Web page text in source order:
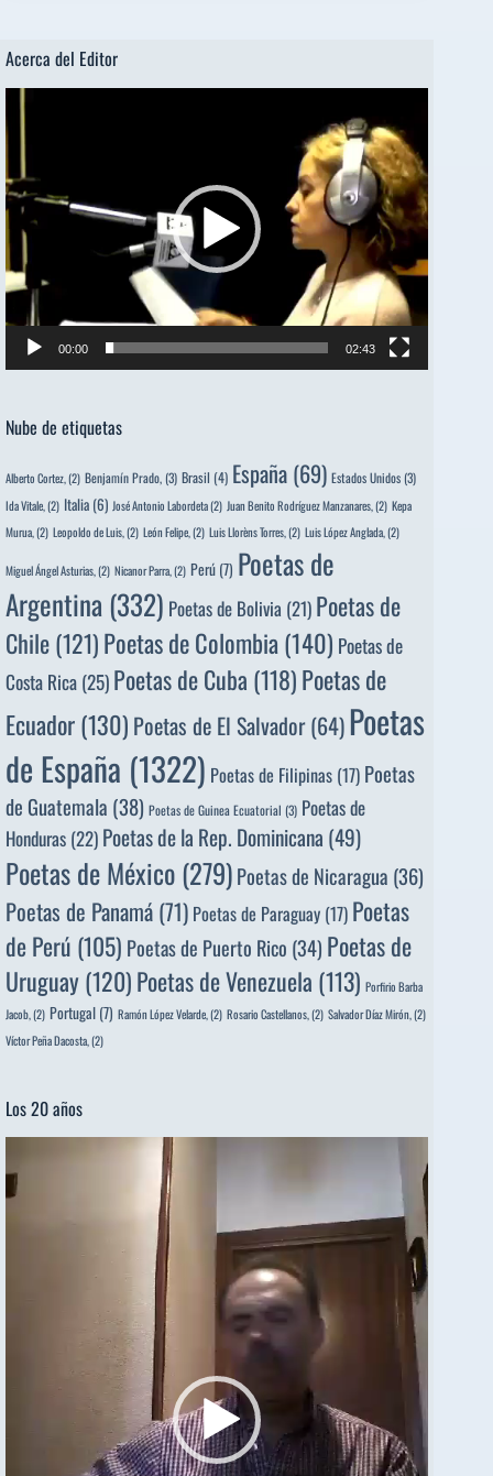
Acerca del Editor
de
vídeo
00:00 02:43
Nube de etiquetas
Alberto Cortez, (2) Benjamín Prado,(3) Brasil (4) España (69) Estados Unidos(3)
Ida Vitale, (2) Italia (6) José Antonio Labordeta(2) Juan Benito Rodríguez Manzanares, (2) Kepa
Murua, (2) Leopoldo de Luis, (2) León Felipe, (2) Luis Llorèns Torres, (2) Luis López Anglada, (2)
Miguel Ángel Asturias, (2) Nicanor Parra, (2) Perú (7) Poetas de
Argentina (332) Poetas de Bolivia (21) Poetas de
Chile(121)Poetas de Colombia (140) Poetas de
Costa Rica(25)Poetas de Cuba (118)Poetas de
Ecuador(130) Poetas de El Salvador(64)Poetas
de España (1322) Poetas de Filipinas (17) Poetas
de Guatemala (38) Poetas de Guinea Ecuatorial (3) Poetas de
Honduras (22) Poetas de la Rep. Dominicana (49)
Poetas de México(279)Poetas de Nicaragua (36)
Poetas de Panamá (71) Poetas de Paraguay (17) Poetas
de Perú (105) Poetas de Puerto Rico (34) Poetas de
Uruguay(120)Poetas de Venezuela (113) Porfirio Barba
Jacob, (2) Portugal (7) Ramón López Velarde, (2) Rosario Castellanos, (2) Salvador Díaz Mirón, (2)
Víctor Peña Dacosta, (2)
Los 20 años
de
vídeo